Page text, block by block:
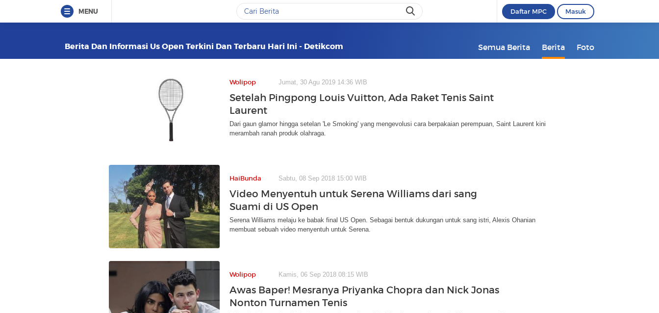
MENU Daftar MPC Masuk
Berita Dan Informasi Us Open Terkini Dan Terbaru Hari Ini - Detikcom Semua Berita Berita Foto
Wolipop Jumat, 30 Agu 2019 14:36 WIB
Setelah Pingpong Louis Vuitton, Ada Raket Tenis Saint
Laurent
Dari gaun glamor hingga setelan 'Le Smoking' yang mengevolusi cara berpakaian perempuan, Saint Laurent kini
merambah ranah produk olahraga.
HaiBunda Sabtu, 08 Sep 2018 15:00 WIB
Video Menyentuh untuk Serena Williams dari sang
Suami di US Open
Serena Williams melaju ke babak final US Open. Sebagai bentuk dukungan untuk sang istri, Alexis Ohanian
membuat sebuah video menyentuh untuk Serena.
Wolipop Kamis, 06 Sep 2018 08:15 WIB
Awas Baper! Mesranya Priyanka Chopra dan Nick Jonas
Nonton Turnamen Tenis